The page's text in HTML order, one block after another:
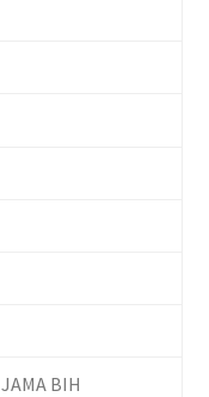
BIH